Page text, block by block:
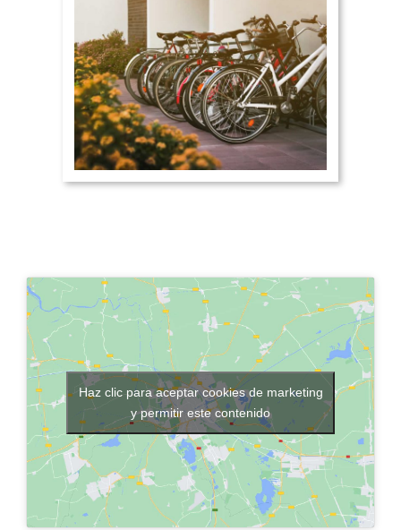
Haz clic para aceptar cookies de marketing
y permitir este contenido